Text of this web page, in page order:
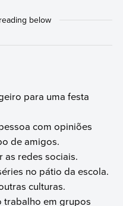
para uma festa
com opiniões
de amigos.
as redes sociais.
no pátio da escola.
culturas.
trabalho em grupos